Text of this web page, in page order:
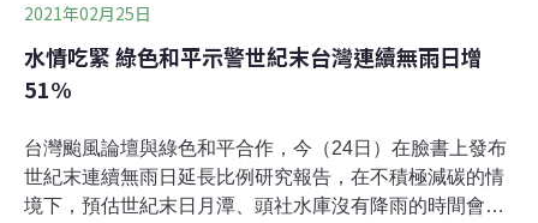
2021年02月25日
水情吃緊 綠色和平示警世紀末台灣連續無雨日增
51%
台灣颱風論壇與綠色和平合作，今（24日）在臉書上發布
世紀末連續無雨日延長比例研究報告，在不積極減碳的情
境下，預估世紀末日月潭、頭社水庫沒有降雨的時間會再